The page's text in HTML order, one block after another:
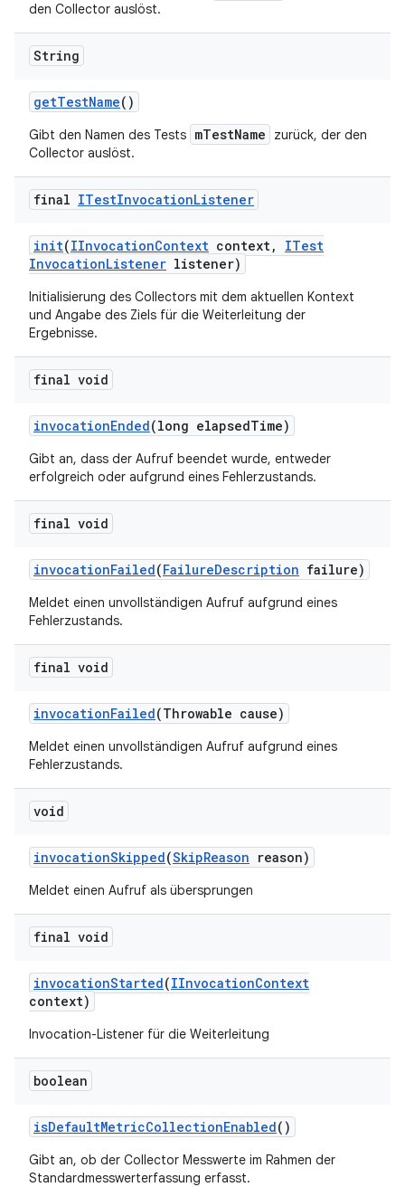
den Collector auslöst.
String
getTestName()
Gibt den Namen des Tests mTestName
zurück, der den
Collector auslöst.
final ITestInvocationListener
init(IInvocationContext context,
ITest
InvocationListener listener)
Initialisierung des Collectors mit dem aktuellen Kontext
und Angabe des Ziels für die Weiterleitung der
Ergebnisse.
final void
invocationEnded(long elapsedTime)
Gibt an, dass der Aufruf beendet wurde, entweder
erfolgreich oder aufgrund eines Fehlerzustands.
final void
invocationFailed(FailureDescription failure)
Meldet einen unvollständigen Aufruf aufgrund eines
Fehlerzustands.
final void
invocationFailed(Throwable cause)
Meldet einen unvollständigen Aufruf aufgrund eines
Fehlerzustands.
void
invocationSkipped(SkipReason reason)
Meldet einen Aufruf als übersprungen
final void
invocationStarted(IInvocationContext
context)
Invocation-Listener für die Weiterleitung
boolean
isDefaultMetricCollectionEnabled()
Gibt an, ob der Collector Messwerte im Rahmen der
Standardmesswerterfassung erfasst.